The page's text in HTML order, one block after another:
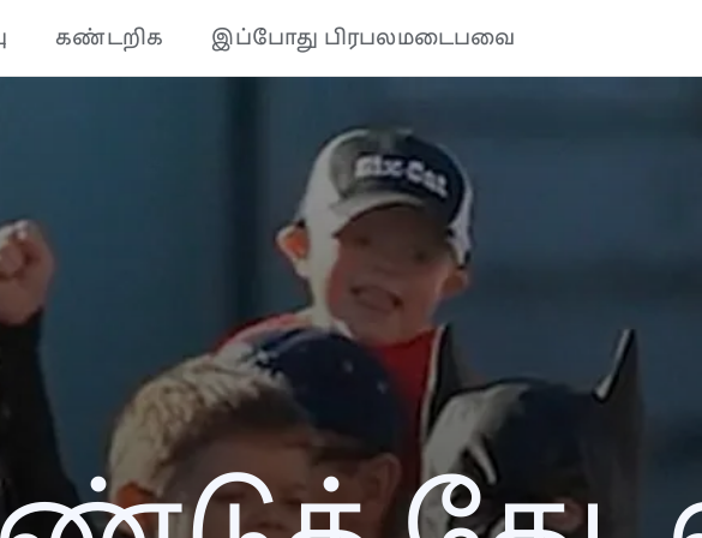
கண்டறிக இப்போது பிரபலமடைபவை